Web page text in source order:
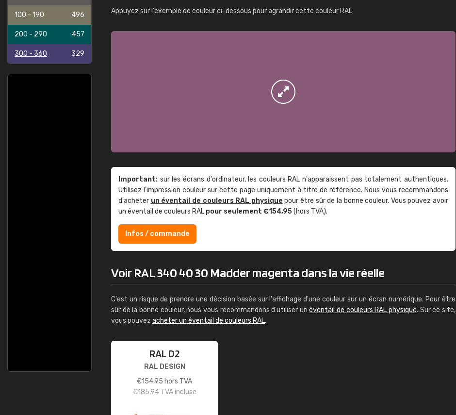
100 - 190 496
200 - 290 457
300 - 360 329
Appuyez sur l'exemple de couleur ci-dessous pour agrandir cette couleur RAL:
Important: sur les écrans d'ordinateur, les couleurs RAL n'apparaissent pas totalement authentiques.
Utilisez l'impression couleur sur cette page uniquement à titre de référence. Nous vous recommandons
d'acheter un éventail de couleurs RAL physique pour être sûr de la bonne couleur. Vous pouvez avoir
un éventail de couleurs RAL pour seulement €154,95(hors TVA).
Infos / commande
Voir RAL 340 40 30 Madder magenta dans la vie réelle
C'est un risque de prendre une décision basée sur l'affichage d'une couleur sur un écran numérique. Pour être
sûr de la bonne couleur, nous vous recommandons d'utiliser unéventail de couleurs RAL physique. Sur ce site,
vous pouvez acheter un éventail de couleurs RAL.
RAL D2
RAL DESIGN
€154,95 hors TVA
€185,94TVA incluse
Guillaume Euvrard